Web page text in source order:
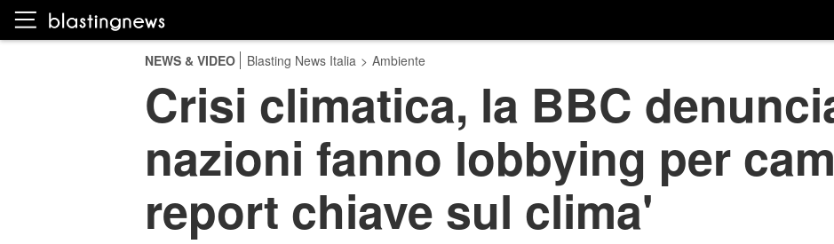
NEWS & VIDEO Blasting News Italia > Ambiente
Crisi climatica, la BBC
nazioni fanno lobbying per
report chiave sul clima'